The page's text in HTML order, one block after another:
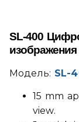
SL-400
изображения
Модель: SL-
15 mm
view.